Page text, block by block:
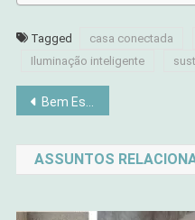
Tagged casa conectada
Iluminação inteligente
Navegação
de
Post
Bem Estar Social, 10 benefícios para o Seu Bem Estar Pessoal
ASSUNTOS